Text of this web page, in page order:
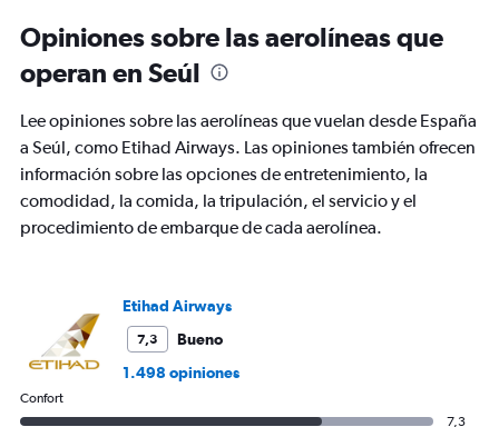
categories.
chart
1
Y
axis
Number
of
36.
Opiniones sobre las aerolíneas que
operan en Seúl
Lee opiniones sobre las aerolíneas que vuelan desde España
a Seúl, como Etihad Airways. Las opiniones también ofrecen
información sobre las opciones de entretenimiento, la
comodidad, la comida, la tripulación, el servicio y el
procedimiento de embarque de cada aerolínea.
Etihad Airways
7,3
Bueno
1.498 opiniones
Confort
7,3